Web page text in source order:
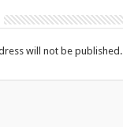
will not be published.